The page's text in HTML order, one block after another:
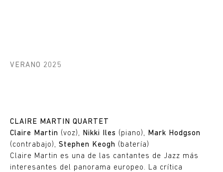
VERANO 2025
CLAIRE MARTIN QUARTET
Claire Martin (voz), Nikki Iles (piano), Mark Hodgson
(contrabajo), Stephen Keogh (batería)
Claire Martin es una de las cantantes de Jazz más
interesantes del panorama europeo. La crítica